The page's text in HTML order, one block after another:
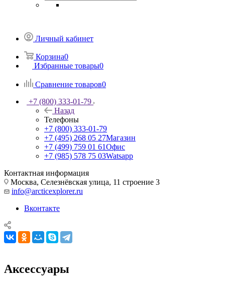
Личный кабинет
Корзина0
Избранные товары0
Сравнение товаров0
+7 (800) 333-01-79
Назад
Телефоны
+7 (800) 333-01-79
+7 (495) 268 05 27Магазин
+7 (499) 759 01 61Офис
+7 (985) 578 75 03Watsapp
Контактная информация
Москва, Селезнёвская улица, 11 строение 3
info@arcticexplorer.ru
Вконтакте
Аксессуары